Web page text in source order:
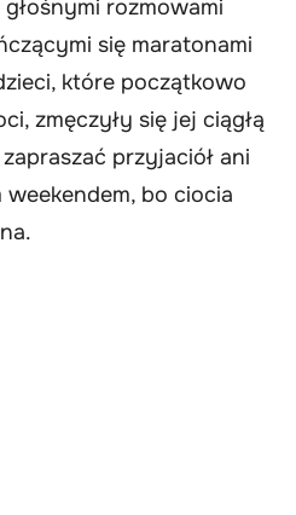
rozmowami
się maratonami
które początkowo
zmęczyły się jej ciągłą
przyjaciół ani
bo ciocia